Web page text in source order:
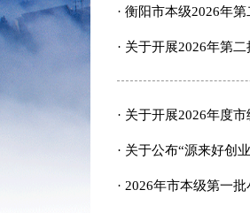
· 衡阳市本级2026年
· 关于开展2026年第
· 关于开展2026年度
· 关于公布“源来好
· 2026年市本级第一